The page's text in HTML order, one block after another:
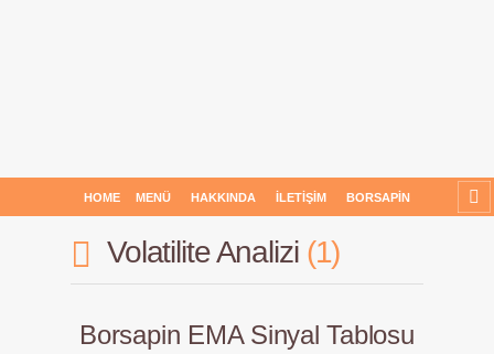
HOME MENÜ HAKKINDA İLETIŞIM BORSAPIN
Volatilite Analizi 1
Borsapin EMA Sinyal Tablosu